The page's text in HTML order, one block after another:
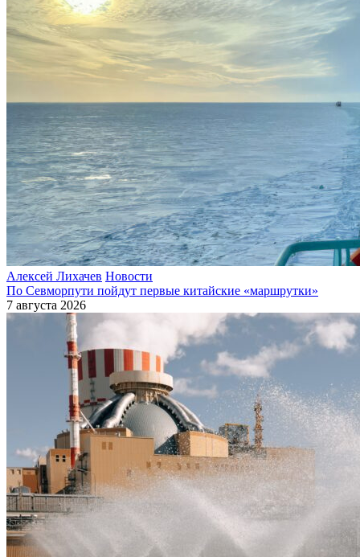
Алексей Лихачев Новости
По Севморпути пойдут первые китайские «маршрутки»
7 августа 2026